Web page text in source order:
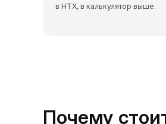
в HTX, в калькулятор выше.
Почему